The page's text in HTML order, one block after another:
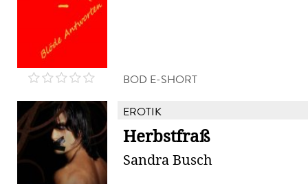
BOD E-SHORT
EROTIK
Herbstfraß
Sandra Busch